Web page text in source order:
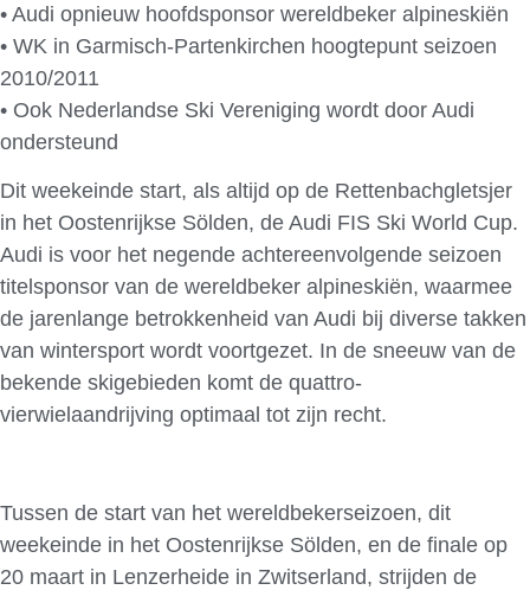
• Audi opnieuw hoofdsponsor wereldbeker alpineskiën
• WK in Garmisch-Partenkirchen hoogtepunt seizoen
2010/2011
• Ook Nederlandse Ski Vereniging wordt door Audi
ondersteund
Dit weekeinde start, als altijd op de Rettenbachgletsjer
in het Oostenrijkse Sölden, de Audi FIS Ski World Cup.
Audi is voor het negende achtereenvolgende seizoen
titelsponsor van de wereldbeker alpineskiën, waarmee
de jarenlange betrokkenheid van Audi bij diverse takken
van wintersport wordt voortgezet. In de sneeuw van de
bekende skigebieden komt de quattro-
vierwielaandrijving optimaal tot zijn recht.
Tussen de start van het wereldbekerseizoen, dit
weekeinde in het Oostenrijkse Sölden, en de finale op
20 maart in Lenzerheide in Zwitserland, strijden de